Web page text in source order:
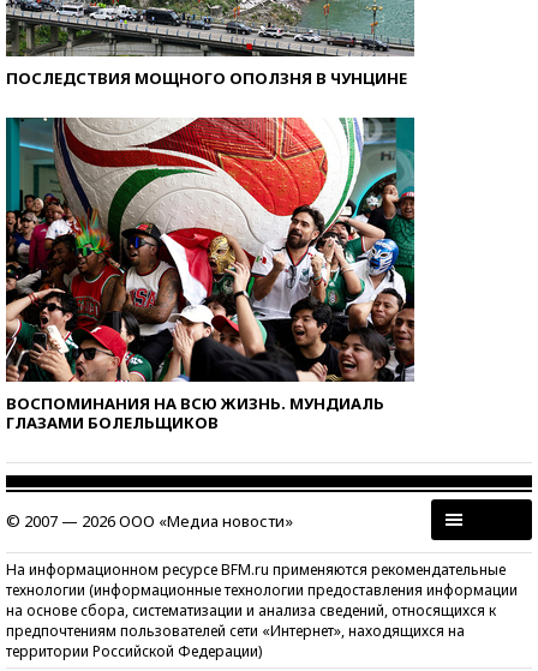
ПОСЛЕДСТВИЯ МОЩНОГО ОПОЛЗНЯ В ЧУНЦИНЕ
ВОСПОМИНАНИЯ НА ВСЮ ЖИЗНЬ. МУНДИАЛЬ
ГЛАЗАМИ БОЛЕЛЬЩИКОВ
© 2007 — 2026 ООО «Медиа новости»
На информационном ресурсе BFM.ru применяются рекомендательные
технологии (информационные технологии предоставления информации
на основе сбора, систематизации и анализа сведений, относящихся к
предпочтениям пользователей сети «Интернет», находящихся на
территории Российской Федерации)